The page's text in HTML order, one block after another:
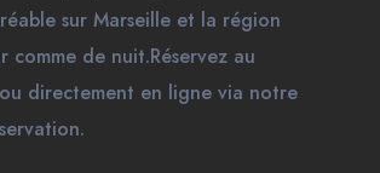
sur Marseille et la région
comme de nuit.Réservez au
directement en ligne via notre